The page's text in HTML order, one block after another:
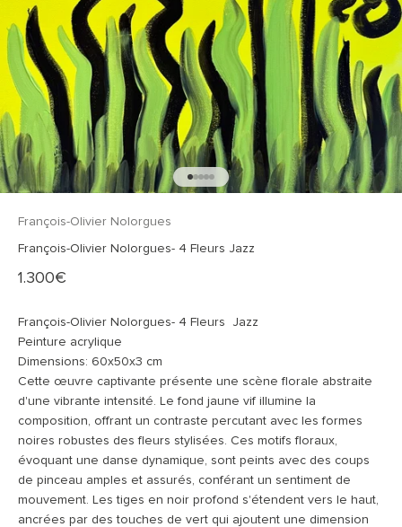
Aller à l'élément 1
Aller à l'élément 2
Aller à l'élément 3
Aller à l'élément 4
Aller à l'élément 5
François-Olivier Nolorgues
François-Olivier Nolorgues- 4 Fleurs Jazz
Prix de vente
1.300€
François-Olivier Nolorgues- 4 Fleurs Jazz
Peinture acrylique
Dimensions: 60x50x3 cm
Cette œuvre captivante présente une scène florale abstraite
d'une vibrante intensité. Le fond jaune vif illumine la
composition, offrant un contraste percutant avec les formes
noires robustes des fleurs stylisées. Ces motifs floraux,
évoquant une danse dynamique, sont peints avec des coups
de pinceau amples et assurés, conférant un sentiment de
mouvement. Les tiges en noir profond s'étendent vers le haut,
ancrées par des touches de vert qui ajoutent une dimension